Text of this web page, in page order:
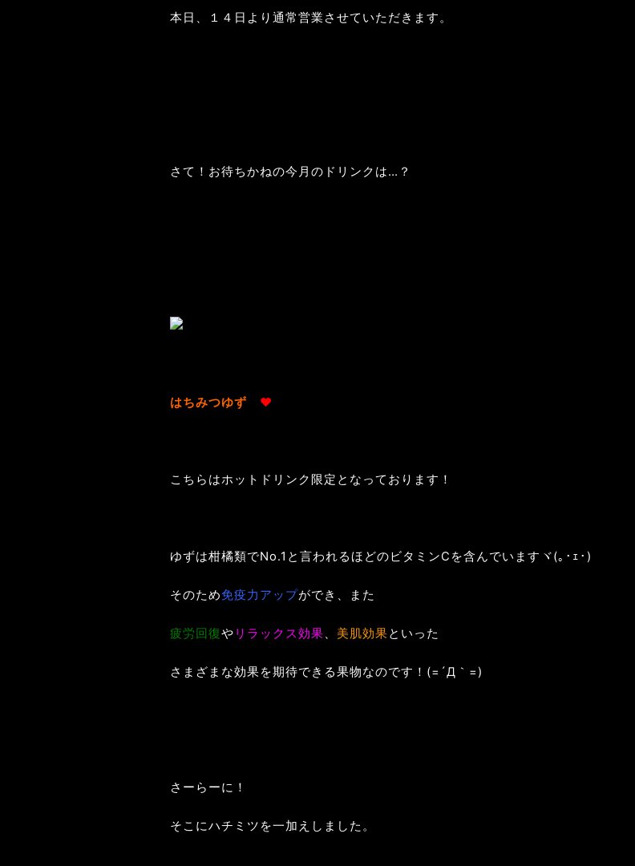
本日、１４日より通常営業させていただきます。
さて！お待ちかねの今月のドリンクは…？
はちみつゆず ♥
こちらはホットドリンク限定となっております！
ゆずは柑橘類でNo.1と言われるほどのビタミンCを含んでいますヾ(｡･ｪ･)
そのため免疫力アップができ、また
疲労回復や リラックス効果、 美肌効果といった
さまざまな効果を期待できる果物なのです！(=´Д｀=)
さーらーに！
そこにハチミツを一加えしました。